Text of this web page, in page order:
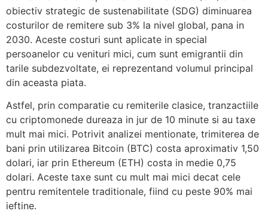
obiectiv strategic de sustenabilitate (SDG) diminuarea
costurilor de remitere sub 3% la nivel global, pana in
2030. Aceste costuri sunt aplicate in special
persoanelor cu venituri mici, cum sunt emigrantii din
tarile subdezvoltate, ei reprezentand volumul principal
din aceasta piata.
Astfel, prin comparatie cu remiterile clasice, tranzactiile
cu criptomonede dureaza in jur de 10 minute si au taxe
mult mai mici. Potrivit analizei mentionate, trimiterea de
bani prin utilizarea Bitcoin (BTC) costa aproximativ 1,50
dolari, iar prin Ethereum (ETH) costa in medie 0,75
dolari. Aceste taxe sunt cu mult mai mici decat cele
pentru remitentele traditionale, fiind cu peste 90% mai
ieftine.